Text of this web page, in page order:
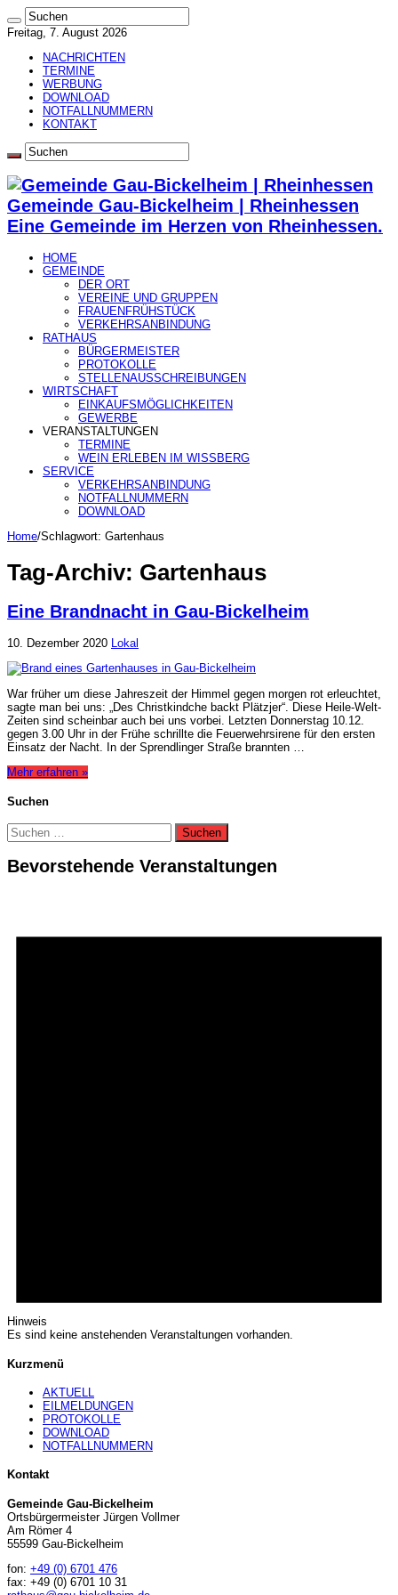
Freitag, 7. August 2026
NACHRICHTEN
TERMINE
WERBUNG
DOWNLOAD
NOTFALLNUMMERN
KONTAKT
Gemeinde Gau-Bickelheim | Rheinhessen
Eine Gemeinde im Herzen von Rheinhessen.
HOME
GEMEINDE
DER ORT
VEREINE UND GRUPPEN
FRAUENFRÜHSTÜCK
VERKEHRSANBINDUNG
RATHAUS
BÜRGERMEISTER
PROTOKOLLE
STELLENAUSSCHREIBUNGEN
WIRTSCHAFT
EINKAUFSMÖGLICHKEITEN
GEWERBE
VERANSTALTUNGEN
TERMINE
WEIN ERLEBEN IM WISSBERG
SERVICE
VERKEHRSANBINDUNG
NOTFALLNUMMERN
DOWNLOAD
Home/Schlagwort: Gartenhaus
Tag-Archiv: Gartenhaus
Eine Brandnacht in Gau-Bickelheim
10. Dezember 2020 Lokal
War früher um diese Jahreszeit der Himmel gegen morgen rot erleuchtet,
sagte man bei uns: „Des Christkindche backt Plätzjer“. Diese Heile-Welt-
Zeiten sind scheinbar auch bei uns vorbei. Letzten Donnerstag 10.12.
gegen 3.00 Uhr in der Frühe schrillte die Feuerwehrsirene für den ersten
Einsatz der Nacht. In der Sprendlinger Straße brannten …
Mehr erfahren »
Suchen
Suchen
nach:
Bevorstehende Veranstaltungen
Hinweis
Es sind keine anstehenden Veranstaltungen vorhanden.
Kurzmenü
AKTUELL
EILMELDUNGEN
PROTOKOLLE
DOWNLOAD
NOTFALLNUMMERN
Kontakt
Gemeinde Gau-Bickelheim
Ortsbürgermeister Jürgen Vollmer
Am Römer 4
55599 Gau-Bickelheim
fon: +49 (0) 6701 476
fax: +49 (0) 6701 10 31